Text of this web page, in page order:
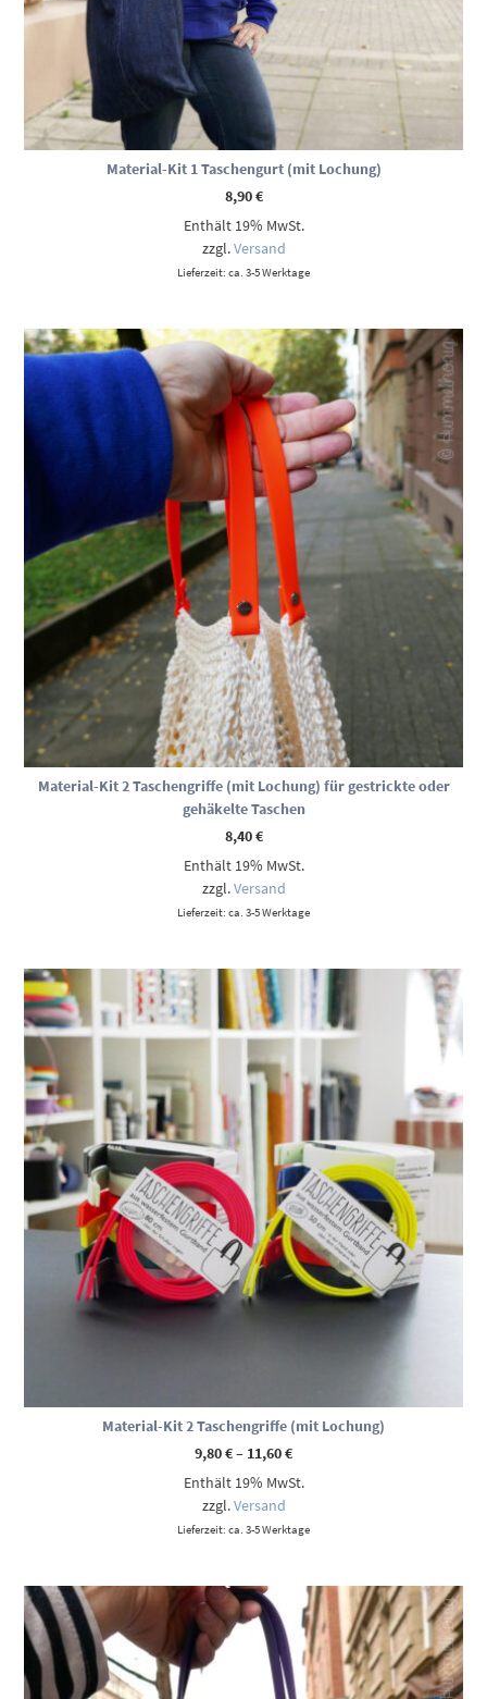
Material-Kit 1 Taschengurt (mit Lochung)
8,90€
Enthält 19% MwSt.
zzgl.Versand
Lieferzeit: ca. 3-5 Werktage
Material-Kit 2 Taschengriffe (mit Lochung) für gestrickte oder
gehäkelte Taschen
8,40€
Enthält 19% MwSt.
zzgl.Versand
Lieferzeit: ca. 3-5 Werktage
Material-Kit 2 Taschengriffe (mit Lochung)
9,80€– 11,60€Preisspanne:
bis
Enthält 19% MwSt.
zzgl.Versand
Lieferzeit: ca. 3-5 Werktage